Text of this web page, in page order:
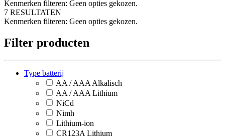
Kenmerken filteren: Geen opties gekozen.
7 RESULTATEN
Kenmerken filteren: Geen opties gekozen.
Filter producten
Type batterij
AA / AAA Alkalisch
AA / AAA Lithium
NiCd
Nimh
Lithium-ion
CR123A Lithium